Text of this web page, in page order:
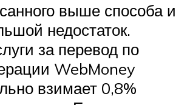
выше способа и
недостаток.
за перевод по
WebMoney
взимает 0,8%